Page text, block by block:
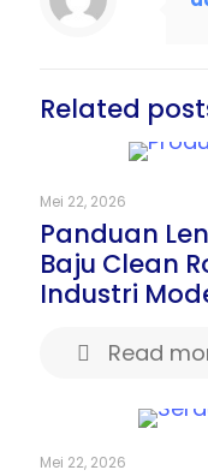
Related
Mei 22, 2026
Panduan
Baju Clean
Industri
Read
Mei 22, 2026